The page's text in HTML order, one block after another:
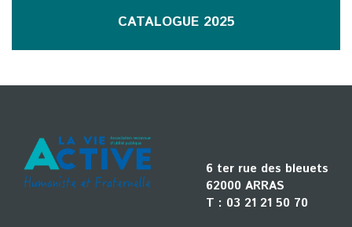
CATALOGUE 2025
6 ter rue des bleuets
62000 ARRAS
T : 03 21 21 50 70